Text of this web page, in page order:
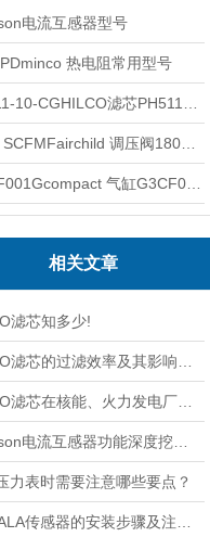
电流互感器型号
热电阻常用型号
相关文章
滤芯知多少!
力表时需要注意哪些要点？